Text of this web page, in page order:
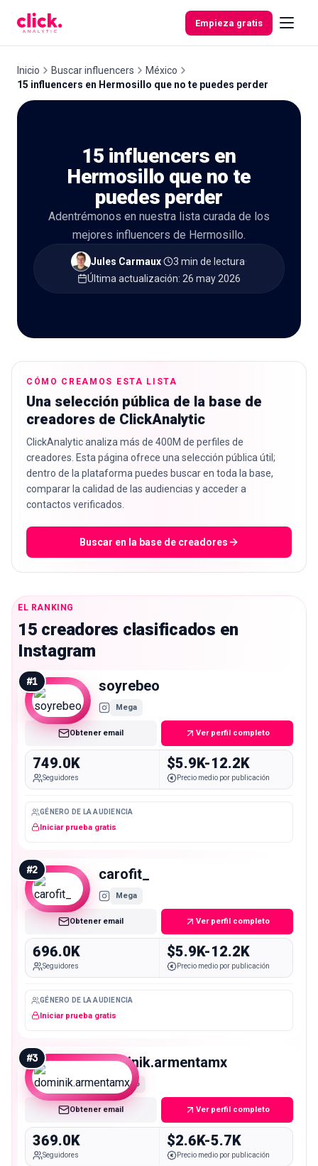
Empieza gratis
Herramientas
gratuitas
🇪🇸ES
Inicio Buscar influencers
México
15 influencers en Hermosillo que no te puedes perder
15 influencers en
Hermosillo que no te
puedes perder
Adentrémonos en nuestra lista curada de los
mejores influencers de Hermosillo.
Jules Carmaux· 3 min de lectura·
Última actualización: 26 may 2026
CÓMO CREAMOS ESTA LISTA
Una selección pública de la base de
creadores de ClickAnalytic
ClickAnalytic analiza más de 400M de perfiles de
creadores. Esta página ofrece una selección pública útil;
dentro de la plataforma puedes buscar en toda la base,
comparar la calidad de las audiencias y acceder a
contactos verificados.
Buscar en la base de creadores
EL RANKING
15 creadores clasificados en
Instagram
#1 soyrebeo
Mega
Obtener email Ver perfil completo
749.0K
Seguidores
$5.9K-12.2K
Precio medio por publicación
GÉNERO DE LA AUDIENCIA
Iniciar prueba gratis
#2 carofit_
Mega
Obtener email Ver perfil completo
696.0K
Seguidores
$5.9K-12.2K
Precio medio por publicación
GÉNERO DE LA AUDIENCIA
Iniciar prueba gratis
#3 dominik.armentamx
Macro
Obtener email Ver perfil completo
369.0K
Seguidores
$2.6K-5.7K
Precio medio por publicación